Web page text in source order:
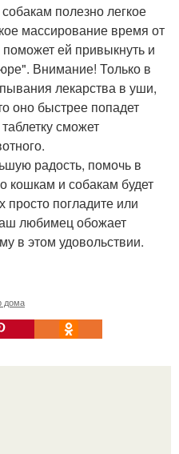
полезно легкое
массирование время от
ей привыкнуть и
Внимание! Только в
лекарства в уши,
оно быстрее попадет
сможет
радость, помочь в
кошкам и собакам будет
просто погладите или
любимец обожает
в этом удовольствии.
дома